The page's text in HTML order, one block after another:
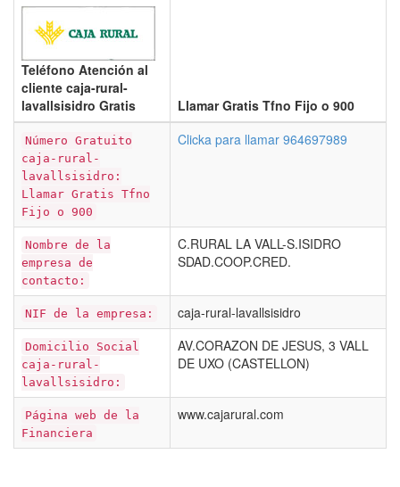
Teléfono Atención al
cliente caja-rural-
lavallsisidro Gratis
Llamar Gratis Tfno Fijo o 900
Número Gratuito
caja-rural-
lavallsisidro:
Llamar Gratis Tfno
Fijo o 900
Clicka para llamar 964697989
Nombre de la
empresa de
contacto:
C.RURAL LA VALL-S.ISIDRO
SDAD.COOP.CRED.
NIF de la empresa: caja-rural-lavallsisidro
Domicilio Social
caja-rural-
lavallsisidro:
AV.CORAZON DE JESUS, 3 VALL
DE UXO (CASTELLON)
Página web de la
Financiera
www.cajarural.com